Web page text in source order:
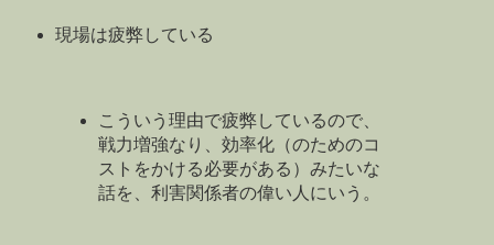
現場は疲弊している
こういう理由で疲弊しているので、
戦力増強なり、効率化（のためのコ
ストをかける必要がある）みたいな
話を、利害関係者の偉い人にいう。